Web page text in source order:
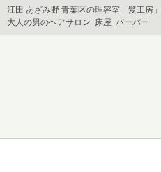
江田 あざみ野 青葉区の理容室「髪工房」
大人の男のヘアサロン･床屋･バーバー